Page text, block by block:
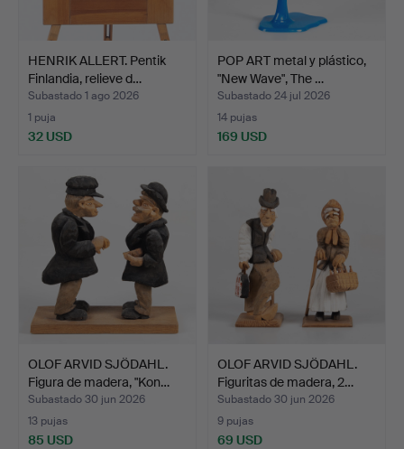
HENRIK ALLERT. Pentik
Finlandia, relieve d…
Subastado 1 ago 2026
1 puja
32 USD
POP ART metal y plástico,
"New Wave", The …
Subastado 24 jul 2026
14 pujas
169 USD
OLOF ARVID SJÖDAHL.
Figura de madera, "Kon…
Subastado 30 jun 2026
13 pujas
85 USD
OLOF ARVID SJÖDAHL.
Figuritas de madera, 2…
Subastado 30 jun 2026
9 pujas
69 USD